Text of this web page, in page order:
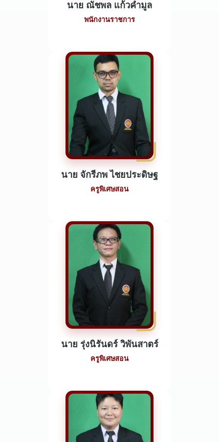
นาย ณัชพล แก้วคำมูล
พนักงานราชการ
นาย จักรีภพ ไชยประดิษฐ
ครูพิเศษสอน
นาย รุ่งนิรันดร์ วิพันสาตร์
ครูพิเศษสอน